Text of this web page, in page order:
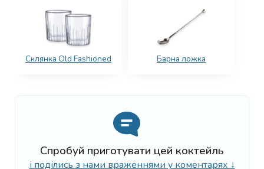
Склянка Old Fashioned Барна ложка
Спробуй приготувати цей коктейль
і поділись з нами враженнями у коментарях ↓